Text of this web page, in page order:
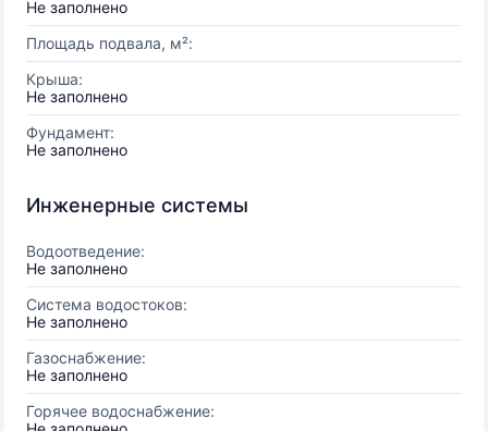
Не заполнено
Площадь подвала, м²:
Крыша:
Не заполнено
Фундамент:
Не заполнено
Инженерные системы
Водоотведение:
Не заполнено
Система водостоков:
Не заполнено
Газоснабжение:
Не заполнено
Горячее водоснабжение: